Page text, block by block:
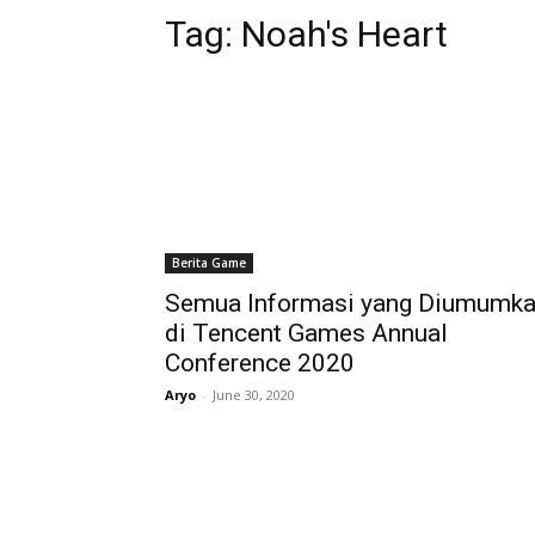
Tag: Noah's Heart
Berita Game
Semua Informasi yang
di Tencent Games Annual
Conference 2020
Aryo - June 30, 2020